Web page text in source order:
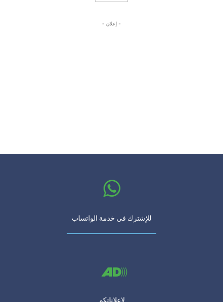
- إعلان -
للإشترك في خدمة الواتساب
لإعلاناتكم